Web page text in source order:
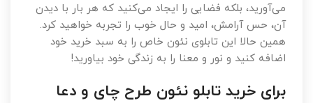
می‌آورید، بلکه فضایی را ایجاد می‌کنید که هر بار با دیدن
آن، حس آرامش، امید و حال خوب را تجربه خواهید کرد.
همین حالا این تابلوی نئون خاص را به سبد خرید خود
اضافه کنید و نور و معنا را به زندگی خود بیاورید!
برای خرید تابلو نئون طرح چای و دعا